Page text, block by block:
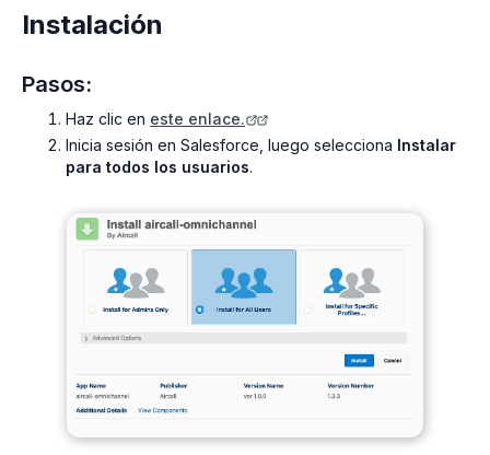
Instalación
Pasos:
Haz clic en este enlace.
Inicia sesión en Salesforce, luego selecciona Instalar
para todos los usuarios.